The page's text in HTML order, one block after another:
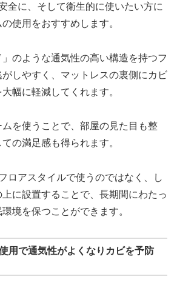
全に、そして衛生的に使いたい方に
使用をおすすめします。
のような通気性の高い構造を持つフ
しやすく、マットレスの裏側にカビ
幅に軽減してくれます。
を使うことで、部屋の見た目も整
の満足感も得られます。
ロアスタイルで使うのではなく、し
に設置することで、長期間にわたっ
境を保つことができます。
用で通気性がよくなりカビを予防